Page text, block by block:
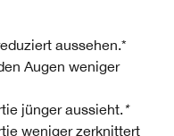
aussehen.*
Augen weniger
jünger aussieht.*
weniger zerknittert